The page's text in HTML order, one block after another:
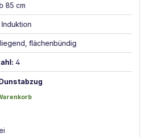
85 cm
Induktion
flächenbündig
4